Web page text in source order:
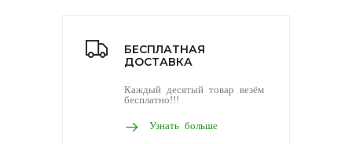
БЕСПЛАТНАЯ
ДОСТАВКА
Каждый десятый товар везём
бесплатно!!!
Узнать больше